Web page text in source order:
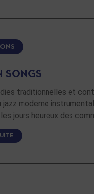
SONGS
traditionnelles et
jazz moderne
jours heureux des